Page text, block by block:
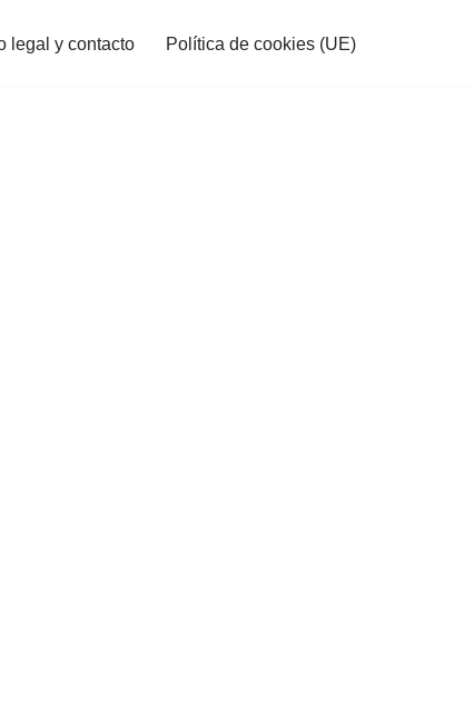
legal y contacto Política de cookies (UE)